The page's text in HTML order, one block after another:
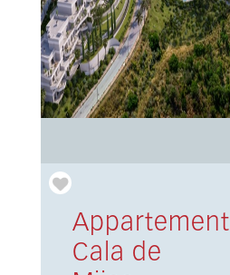
Appartement
Cala de